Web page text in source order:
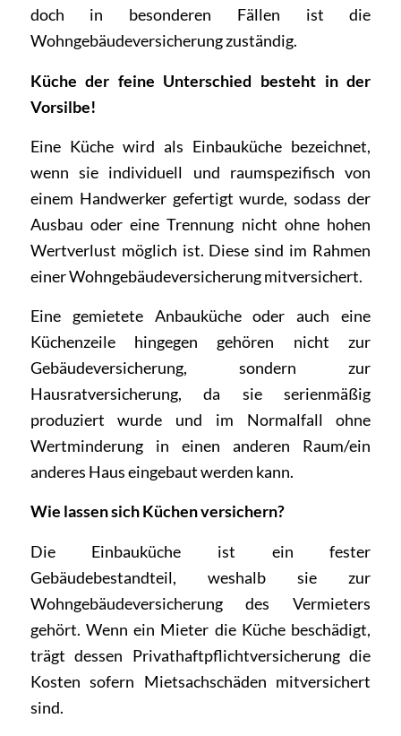
doch in besonderen Fällen ist die
Wohngebäudeversicherung zuständig.
Küche der feine Unterschied besteht in der
Vorsilbe!
Eine Küche wird als Einbauküche bezeichnet,
wenn sie individuell und raumspezifisch von
einem Handwerker gefertigt wurde, sodass der
Ausbau oder eine Trennung nicht ohne hohen
Wertverlust möglich ist. Diese sind im Rahmen
einer Wohngebäudeversicherung mitversichert.
Eine gemietete Anbauküche oder auch eine
Küchenzeile hingegen gehören nicht zur
Gebäudeversicherung, sondern zur
Hausratversicherung, da sie serienmäßig
produziert wurde und im Normalfall ohne
Wertminderung in einen anderen Raum/ein
anderes Haus eingebaut werden kann.
Wie lassen sich Küchen versichern?
Die Einbauküche ist ein fester
Gebäudebestandteil, weshalb sie zur
Wohngebäudeversicherung des Vermieters
gehört. Wenn ein Mieter die Küche beschädigt,
trägt dessen Privathaftpflichtversicherung die
Kosten sofern Mietsachschäden mitversichert
sind.